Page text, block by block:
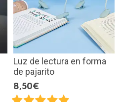
Luz de lectura en forma
de pajarito
8,50€